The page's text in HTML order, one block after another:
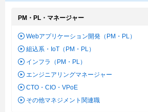
PM・PL・マネージャー
Webアプリケーション開発（PM・PL）
組込系・IoT（PM・PL）
インフラ（PM・PL）
エンジニアリングマネージャー
CTO・CIO・VPoE
その他マネジメント関連職